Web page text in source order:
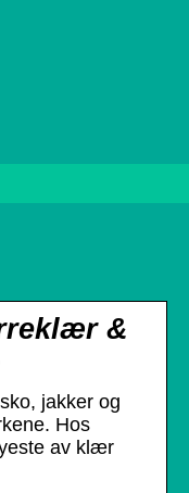
&
jakker og
Hos
av klær